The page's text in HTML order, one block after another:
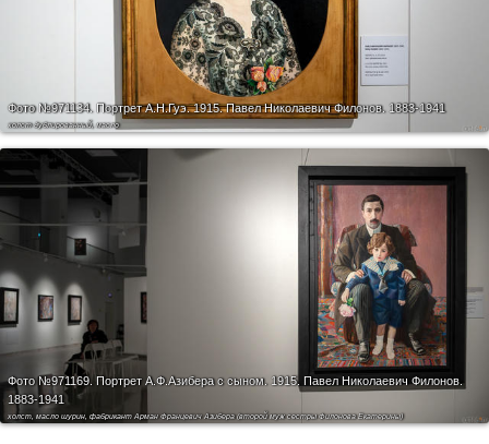
Фото №971134.Портрет А.Н.Гуэ. 1915. Павел Николаевич Филонов. 1883-1941
холст дублированный, масло
Фото №971169.Портрет А.Ф.Азибера с сыном. 1915. Павел Николаевич Филонов.
1883-1941
холст, масло шурин, фабрикант Арман Францевич Азибера (второй муж сестры Филонова Екатерины)